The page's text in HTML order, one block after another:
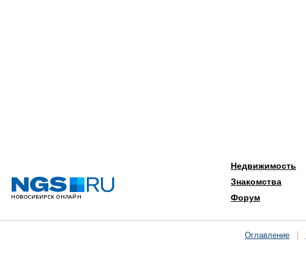
Недвижимость
Знакомства
Форум
Оглавление